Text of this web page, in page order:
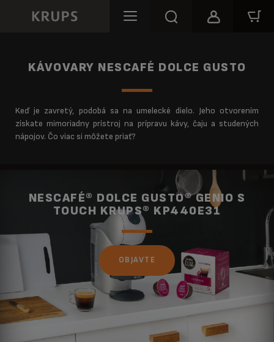
KÁVOVARY NESCAFÉ DOLCE GUSTO
Keď je zavretý, podobá sa na umelecké dielo. Jeho otvorením
získate mimoriadny prístroj na prípravu kávy, čaju a studených
nápojov. Čo viac si môžete priať?
NESCAFÉ® DOLCE GUSTO® GENIO S
TOUCH KRUPS® KP440E31
OBJAVTE